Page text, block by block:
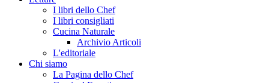
I libri dello Chef
I libri consigliati
Cucina Naturale
Archivio Articoli
L'editoriale
Chi siamo
La Pagina dello Chef